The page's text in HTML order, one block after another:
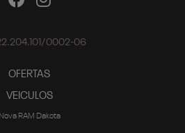
0002-06
OFERTAS
VEICULOS
Nova RAM Dakota